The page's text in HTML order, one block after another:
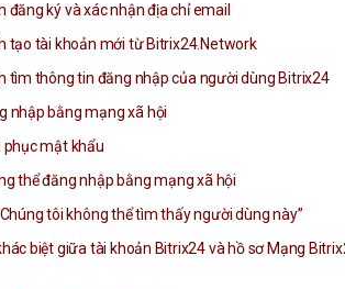
đăng ký và xác nhận địa chỉ email
tạo tài khoản mới từ Bitrix24.Network
tìm thông tin đăng nhập của người dùng Bitrix24
nhập bằng mạng xã hội
phục mật khẩu
thể đăng nhập bằng mạng xã hội
tôi không thể tìm thấy người dùng này”
biệt giữa tài khoản Bitrix24 và hồ sơ Mạng